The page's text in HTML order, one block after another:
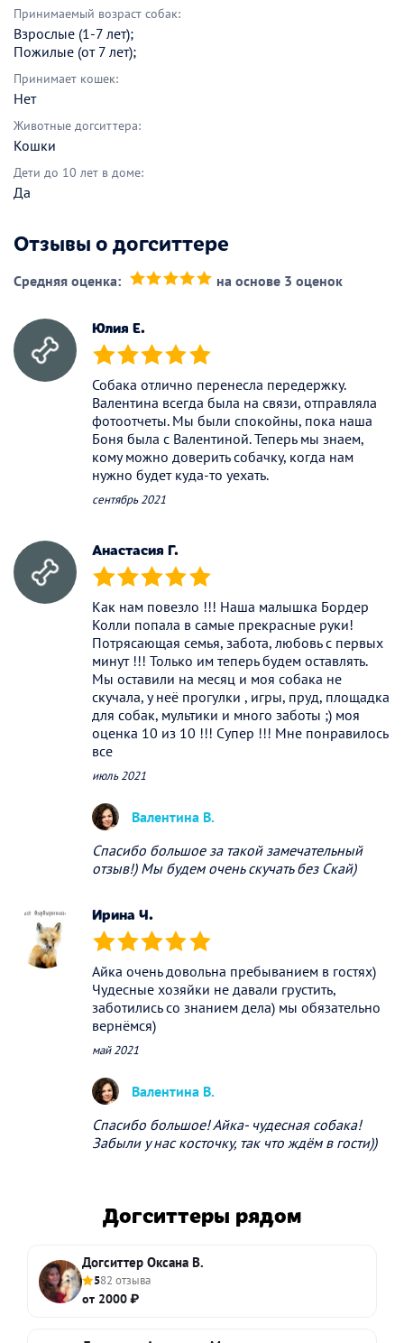
Принимаемый возраст собак:
Взрослые (1-7 лет);
Пожилые (от 7 лет);
Принимает кошек:
Нет
Животные догситтера:
Кошки
Дети до 10 лет в доме:
Да
Отзывы о догситтере
Средняя оценка: на основе 3 оценок
Юлия Е.
(*) (*) (*) (*) (*)
Собака отлично перенесла передержку.
Валентина всегда была на связи, отправляла
фотоотчеты. Мы были спокойны, пока наша
Боня была с Валентиной. Теперь мы знаем,
кому можно доверить собачку, когда нам
нужно будет куда-то уехать.
сентябрь 2021
Анастасия Г.
(*) (*) (*) (*) (*)
Как нам повезло !!! Наша малышка Бордер
Колли попала в самые прекрасные руки!
Потрясающая семья, забота, любовь с первых
минут !!! Только им теперь будем оставлять.
Мы оставили на месяц и моя собака не
скучала, у неё прогулки , игры, пруд, площадка
для собак, мультики и много заботы ;) моя
оценка 10 из 10 !!! Супер !!! Мне понравилось
все
июль 2021
Валентина В.
Спасибо большое за такой замечательный
отзыв!) Мы будем очень скучать без Скай)
Ирина Ч.
(*) (*) (*) (*) (*)
Айка очень довольна пребыванием в гостях)
Чудесные хозяйки не давали грустить,
заботились со знанием дела) мы обязательно
вернёмся)
май 2021
Валентина В.
Спасибо большое! Айка- чудесная собака!
Забыли у нас косточку, так что ждём в гости))
Догситтеры рядом
Догситтер Оксана В.
582 отзыва
от 2000 ₽